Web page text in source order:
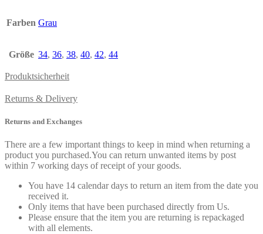
Farben Grau
Größe 34, 36, 38, 40, 42, 44
Produktsicherheit
Returns & Delivery
Returns and Exchanges
There are a few important things to keep in mind when returning a
product you purchased.You can return unwanted items by post
within 7 working days of receipt of your goods.
You have 14 calendar days to return an item from the date you
received it.
Only items that have been purchased directly from Us.
Please ensure that the item you are returning is repackaged
with all elements.